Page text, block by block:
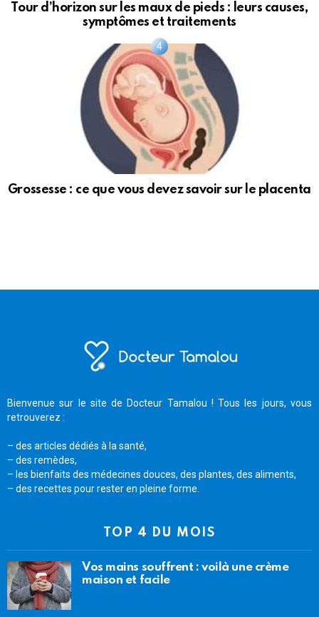
Tour d’horizon sur les maux de pieds : leurs causes,
symptômes et traitements
Grossesse : ce que vous devez savoir sur le placenta
Bienvenue sur le site de Docteur Tamalou ! Tous les jours, vous
retrouverez :
– des articles dédiés à la santé,
– des remèdes,
– les bienfaits des médecines douces, des plantes, des aliments,
– des recettes pour rester en pleine forme.
TOP 4 DU MOIS
Vos mains souffrent : voilà une crème
maison et facile